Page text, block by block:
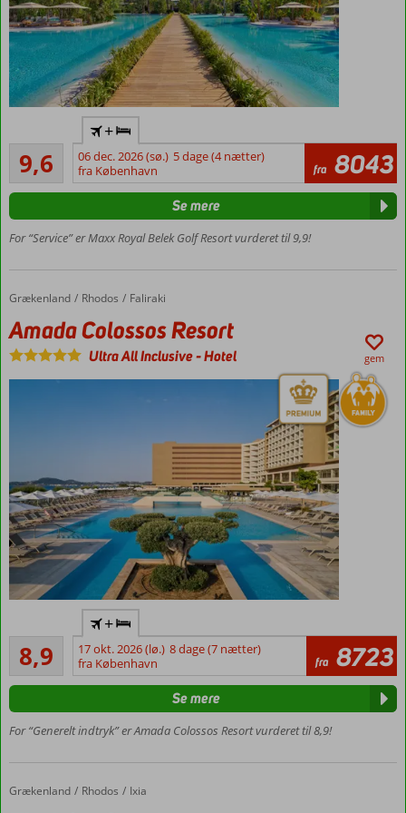
Luksushotel
i særklasse
Ultra All
Inclusive –
fantastiske
Vandland og
Smuk
lagune-
Mulighed
for swim-
9,6
Enestående
13
anmeldelser
+
06 dec. 2026 (sø.) 5 dage (4 nætter)
fra København
fra 8043
For “Service” er Maxx Royal Belek Golf Resort vurderet til 9,9!
Se mere
Forside
Grækenland Rhodos Faliraki
Amada Colossos Resort
Amada Colossos Resort
Ultra All Inclusive-Hotel gem
Ultra All
Inclusive
Sjovt vandland
vandrutsjebaner
stranden
Værelser
8,9Alletiders
59
anmeldelser
+
17 okt. 2026 (lø.) 8 dage (7 nætter)
fra København
fra 8723
For “Generelt indtryk” er Amada Colossos Resort vurderet til 8,9!
Se mere
Forside
Grækenland Rhodos Ixia
The Ixian Grand